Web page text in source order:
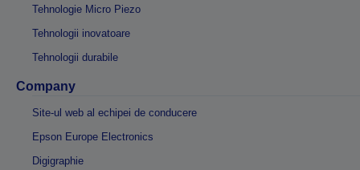
Tehnologie Micro Piezo
Tehnologii inovatoare
Tehnologii durabile
Company
Site-ul web al echipei de conducere
Epson Europe Electronics
Digigraphie